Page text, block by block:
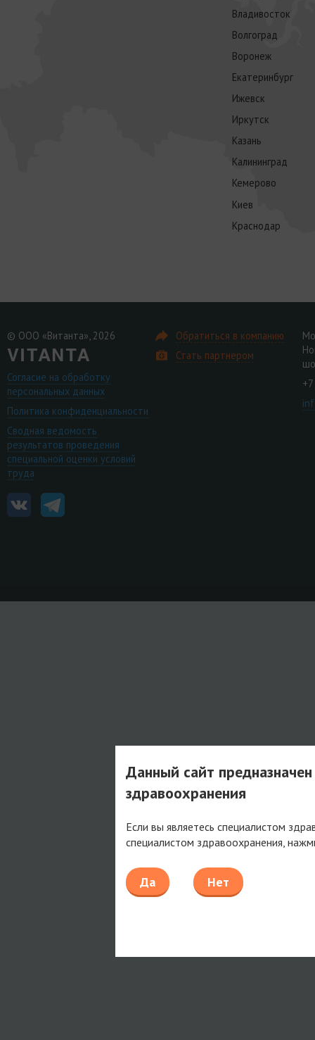
Владивосток
Волгоград
Воронеж
Екатеринбург
Ижевск
Иркутск
Казань
Калининград
Кемерово
Киев
Краснодар
© ООО «Витанта», 2026
Согласие на обработку
персональных данных
Политика конфиденциальности
Сводная ведомость
результатов проведения
специальной оценки условий
труда
Обратиться в компанию
Стать партнером
Данный сайт
здравоохранения
Если вы являетесь специалистом
специалистом здравоохранения,
Да Нет